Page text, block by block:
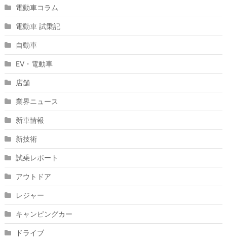
電動車コラム
電動車 試乗記
自動車
EV・電動車
店舗
業界ニュース
新車情報
新技術
試乗レポート
アウトドア
レジャー
キャンピングカー
ドライブ